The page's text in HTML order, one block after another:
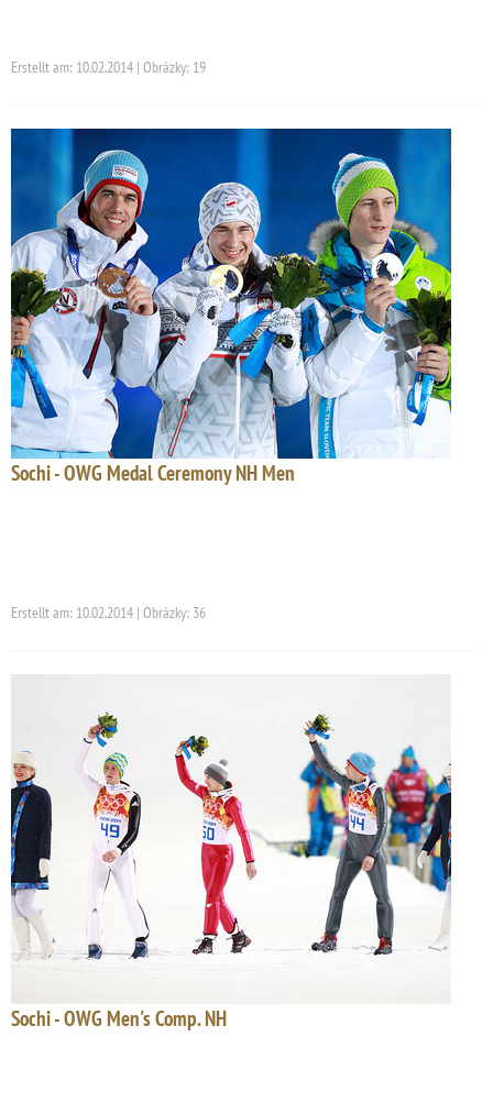
Erstellt am: 10.02.2014 | Obrázky: 19
Sochi - OWG Medal Ceremony NH Men
Erstellt am: 10.02.2014 | Obrázky: 36
Sochi - OWG Men's Comp. NH